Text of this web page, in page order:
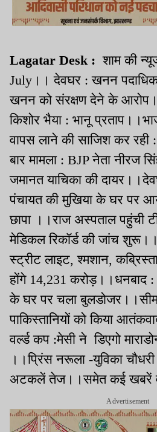
Lagatar Desk : शाम की
July।। देवघर : खनन
खनन को संरक्षण देने के
किशोर भैया : भानू
वापस लाने की साजिश कर
बार मामला : BJP नेता नीरज
जमानत याचिका की
पंचायत की मुखिया के घर पर
छापा ।।राज अस्पताल पहुंची
मेडिकल रिकॉर्ड की जांच
स्ट्रीट लाइट, श्मशान,
होंगे 14,231 करोड़।।धनबाद
के घर पर चला
पाकिस्तानियों को किया
वर्ल्ड कप :मेसी ने डिएगो
।।प्रिंस नरूला -युविका
अटकलें तेज।।समेत कई खबरें व
Advertisement